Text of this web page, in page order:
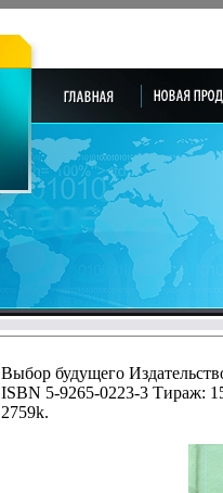
Выбор будущего
ISBN 5-9265-0223-3 Тираж:
2759k.